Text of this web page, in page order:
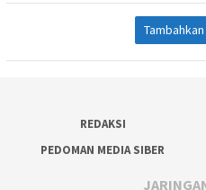
REDAKSI
PEDOMAN MEDIA SIBER